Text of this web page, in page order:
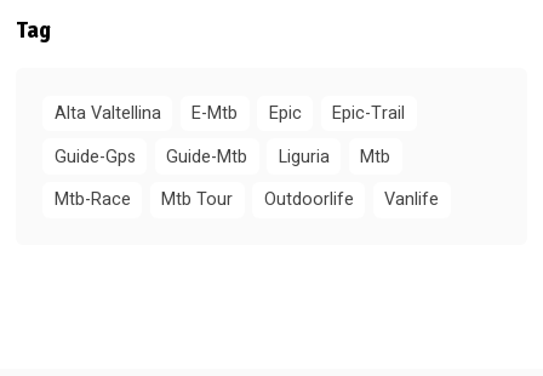
Tag
Alta Valtellina E-Mtb Epic
Epic-Trail
Guide-Gps
Guide-Mtb Liguria
Mtb
Mtb-Race
Mtb Tour Outdoorlife Vanlife